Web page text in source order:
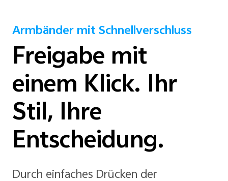
Armbänder mit Schnellverschluss
Freigabe mit
einem Klick. Ihr
Stil, Ihre
Entscheidung.
Durch einfaches Drücken der